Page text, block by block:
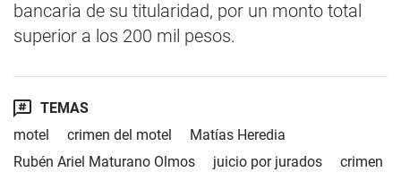
bancaria de su titularidad, por un monto total
superior a los 200 mil pesos.
TEMAS
motel
crimen del motel
Matías Heredia
Rubén Ariel Maturano Olmos
juicio por jurados crimen